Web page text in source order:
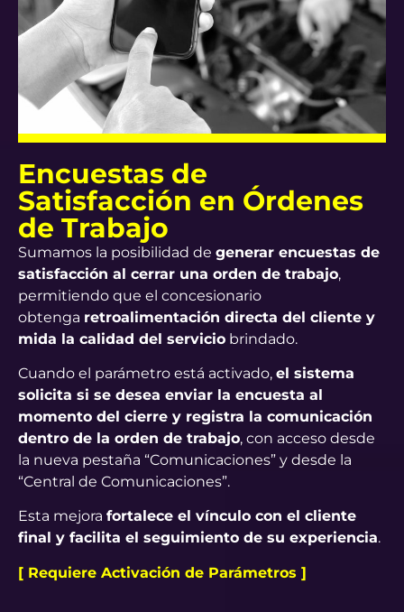
Encuestas de
Satisfacción en Órdenes
de Trabajo
Sumamos la posibilidad de generar encuestas de
satisfacción al cerrar una orden de trabajo,
permitiendo que el concesionario
obtenga retroalimentación directa del cliente y
mida la calidad del servicio brindado.
Cuando el parámetro está activado, el sistema
solicita si se desea enviar la encuesta al
momento del cierre y registra la comunicación
dentro de la orden de trabajo, con acceso desde
la nueva pestaña “Comunicaciones” y desde la
“Central de Comunicaciones”.
Esta mejora fortalece el vínculo con el cliente
final y facilita el seguimiento de su experiencia.
[ Requiere Activación de Parámetros ]